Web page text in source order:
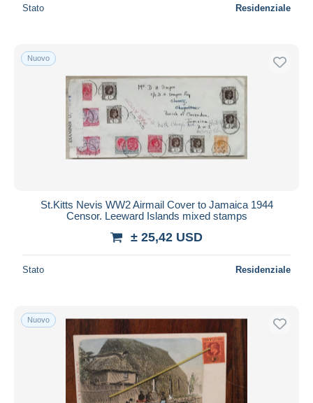
Stato Residenziale
Nuovo
St.Kitts Nevis WW2 Airmail Cover to Jamaica 1944
Censor. Leeward Islands mixed stamps
± 25,42 USD
Stato Residenziale
Nuovo